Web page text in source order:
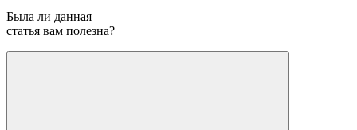
Была ли данная
статья вам полезна?